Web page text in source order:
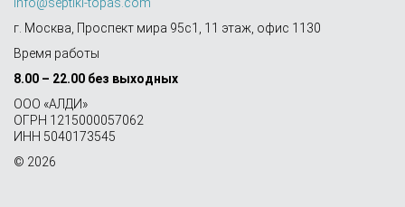
info@septiki-topas.com
г. Москва, Проспект мира 95с1, 11 этаж, офис 1130
Время работы
8.00 – 22.00 без выходных
OOO «АЛДИ»
ОГРН 1215000057062
ИНН 5040173545
© 2026